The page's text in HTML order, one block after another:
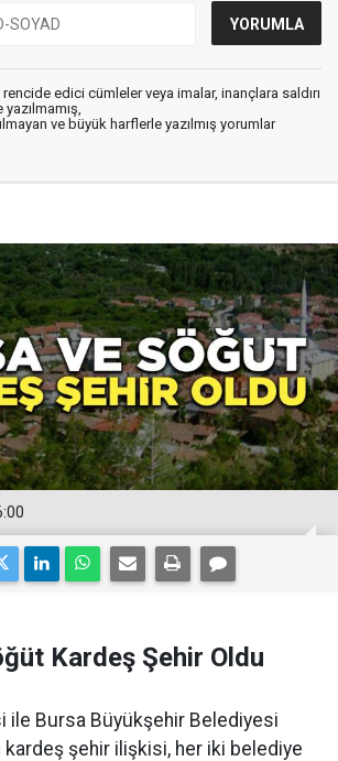
edici cümleler veya imalar, inançlara saldırı
ve büyük harflerle yazılmış yorumlar
Kardeş Şehir Oldu
ile Bursa Büyükşehir Belediyesi
kardeş şehir ilişkisi, her iki belediye